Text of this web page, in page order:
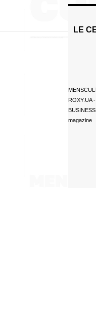
LE
ROXY.UA
magazine